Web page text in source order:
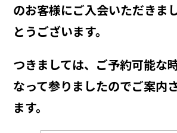
のお客様にご入会いただきま
とうございます。
つきましては、ご予約可能な
なって参りましたのでご案内
ます。